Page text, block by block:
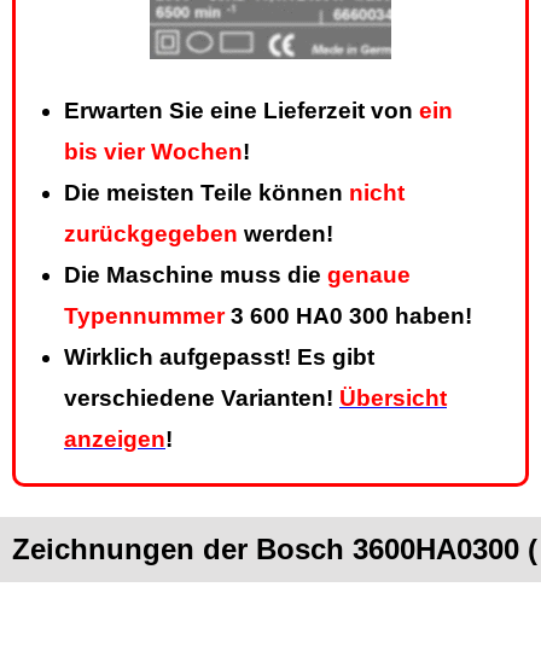
Erwarten Sie eine Lieferzeit von ein
bis vier Wochen!
Die meisten Teile können nicht
zurückgegeben werden!
Die Maschine muss die genaue
Typennummer3 600 HA0 300 haben!
Wirklich aufgepasst! Es gibt
verschiedene Varianten! Übersicht
anzeigen!
Zeichnungen der Bosch 3600HA0300